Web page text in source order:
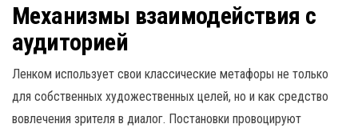
Механизмы взаимодействия с
аудиторией
Ленком использует свои классические метафоры не только
для собственных художественных целей, но и как средство
вовлечения зрителя в диалог. Постановки провоцируют